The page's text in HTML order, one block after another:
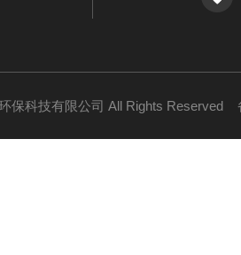
保科技有限公司 All Rights Reserved